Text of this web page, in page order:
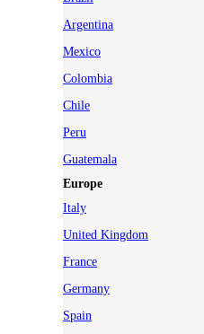
Argentina
Mexico
Colombia
Chile
Peru
Guatemala
Europe
Italy
United Kingdom
France
Germany
Spain